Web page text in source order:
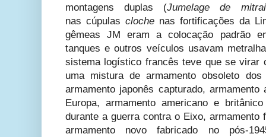
montagens duplas (Jumelage de
nas cúpulas cloche nas fortificações da
gêmeas JM eram a colocação padrão
tanques e outros veículos usavam
sistema logístico francês teve que se virar
uma mistura de armamento obsoleto
armamento japonês capturado,
Europa, armamento americano e
durante a guerra contra o Eixo, armamento
armamento novo fabricado no pós-